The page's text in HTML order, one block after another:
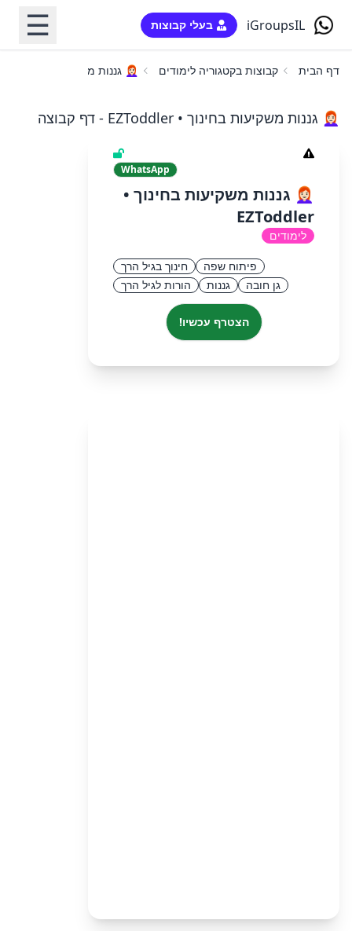
iGroupsIL בעלי קבוצות ☰
דף הבית קבוצות בקטגוריה לימודים 👩🏻‍🦰 גננות משקיעות בחינוך • EZToddler
👩🏻‍🦰 גננות משקיעות בחינוך • EZToddler - דף קבוצה
WhatsApp
👩🏻‍🦰 גננות משקיעות בחינוך •
EZToddler
לימודים
פיתוח שפה
חינוך בגיל הרך
גן חובה
גננות הורות לגיל הרך
הצטרף עכשיו!